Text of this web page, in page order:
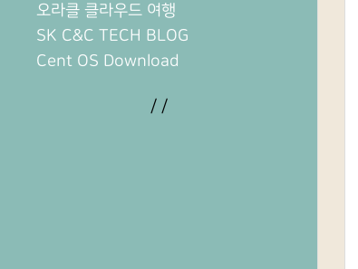
오라클 클라우드 여행
SK C&C TECH BLOG
Cent OS Download
/ /